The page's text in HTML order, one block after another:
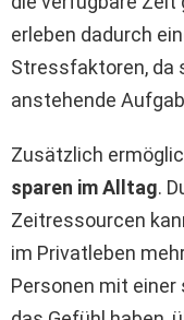
erleben dadurch
Stressfaktoren, da
anstehende
Zusätzlich
sparen im Alltag.
Zeitressourcen
im Privatleben
Personen mit